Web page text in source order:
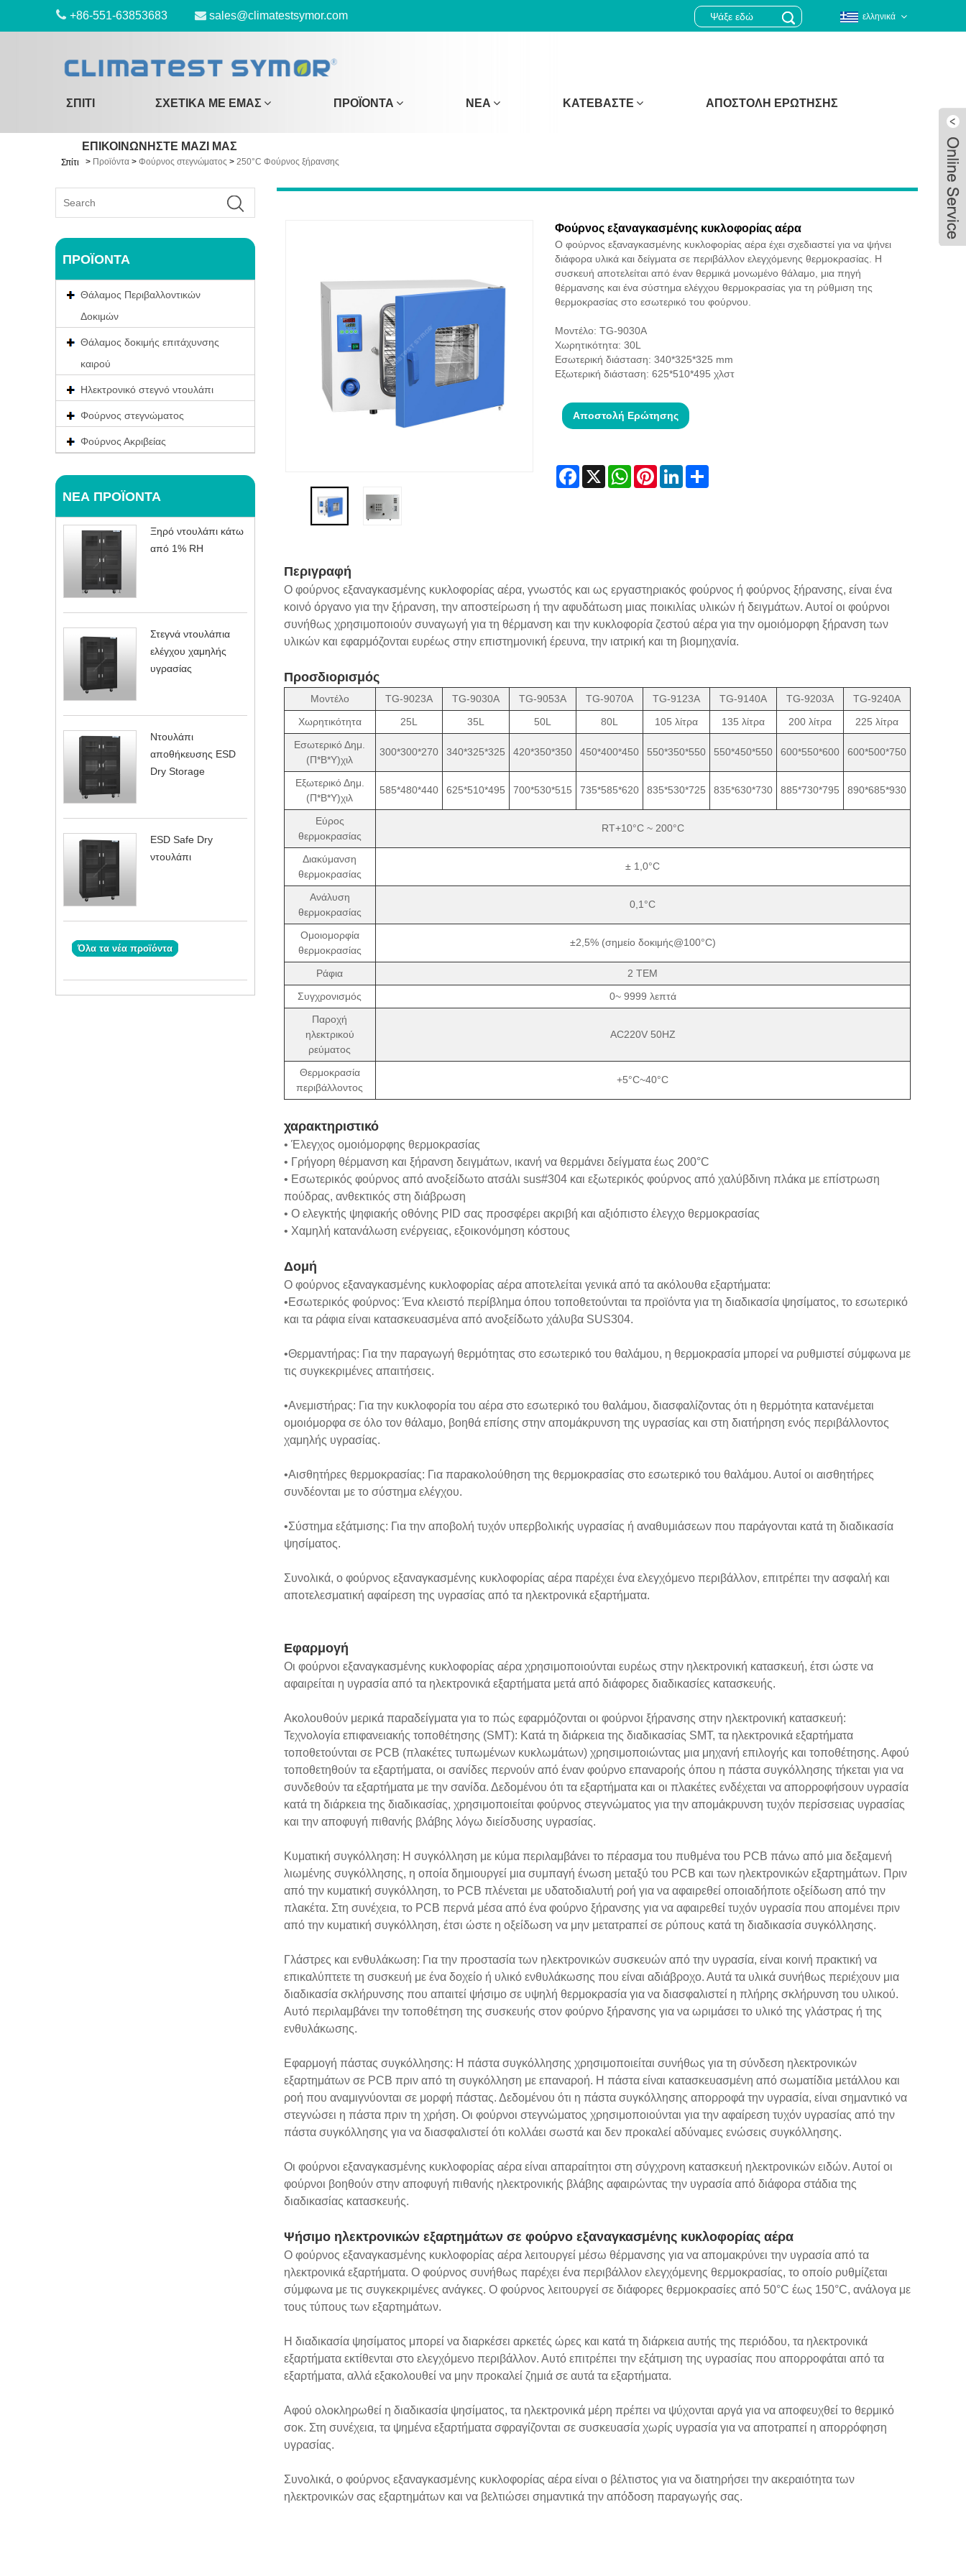
+86-551-63853683 sales@climatestsymor.com ελληνικά
ΣΠΊΤΙ ΣΧΕΤΙΚΆ ΜΕ ΕΜΆΣ ΠΡΟΪΌΝΤΑ ΝΈΑ ΚΑΤΕΒΆΣΤΕ ΑΠΟΣΤΟΛΉ ΕΡΏΤΗΣΗΣ
ΕΠΙΚΟΙΝΩΝΉΣΤΕ ΜΑΖΊ ΜΑΣ
Σπίτι > Προϊόντα > Φούρνος στεγνώματος > 250°C Φούρνος ξήρανσης
ΠΡΟΪΌΝΤΑ
Θάλαμος Περιβαλλοντικών
Δοκιμών
Θάλαμος δοκιμής επιτάχυνσης
καιρού
Ηλεκτρονικό στεγνό ντουλάπι
Φούρνος στεγνώματος
Φούρνος Ακριβείας
ΝΈΑ ΠΡΟΪΌΝΤΑ
Ξηρό ντουλάπι κάτω
από 1% RH
Στεγνά ντουλάπια
ελέγχου χαμηλής
υγρασίας
Ντουλάπι
αποθήκευσης ESD
Dry Storage
ESD Safe Dry
ντουλάπι
Όλα τα νέα προϊόντα
Φούρνος εξαναγκασμένης κυκλοφορίας αέρα
Ο φούρνος εξαναγκασμένης κυκλοφορίας αέρα έχει σχεδιαστεί για να ψήνει
διάφορα υλικά και δείγματα σε περιβάλλον ελεγχόμενης θερμοκρασίας. Η
συσκευή αποτελείται από έναν θερμικά μονωμένο θάλαμο, μια πηγή
θέρμανσης και ένα σύστημα ελέγχου θερμοκρασίας για τη ρύθμιση της
θερμοκρασίας στο εσωτερικό του φούρνου.
Μοντέλο: TG-9030A
Χωρητικότητα: 30L
Εσωτερική διάσταση: 340*325*325 mm
Εξωτερική διάσταση: 625*510*495 χλστ
Αποστολή Ερώτησης
Facebook
X WhatsAppPinterestLinkedInShare
Περιγραφή
Ο φούρνος εξαναγκασμένης κυκλοφορίας αέρα, γνωστός και ως εργαστηριακός φούρνος ή φούρνος ξήρανσης, είναι ένα
κοινό όργανο για την ξήρανση, την αποστείρωση ή την αφυδάτωση μιας ποικιλίας υλικών ή δειγμάτων. Αυτοί οι φούρνοι
συνήθως χρησιμοποιούν συναγωγή για τη θέρμανση και την κυκλοφορία ζεστού αέρα για την ομοιόμορφη ξήρανση των
υλικών και εφαρμόζονται ευρέως στην επιστημονική έρευνα, την ιατρική και τη βιομηχανία.
Προσδιορισμός
Μοντέλο TG-9023A TG-9030A TG-9053A TG-9070A TG-9123A TG-9140A TG-9203A
TG-9240A
Χωρητικότητα
25L 35L 50L 80L 105 λίτρα 135 λίτρα 200 λίτρα
225 λίτρα
Εσωτερικό Δημ.
(Π*Β*Υ)χιλ
300*300*270 340*325*325 420*350*350 450*400*450 550*350*550 550*450*550 600*550*600 600*500*750
Εξωτερικό Δημ.
(Π*Β*Υ)χιλ
585*480*440 625*510*495 700*530*515 735*585*620 835*530*725 835*630*730 885*730*795 890*685*930
Εύρος
θερμοκρασίας
RT+10°C ~ 200°C
Διακύμανση
θερμοκρασίας
± 1,0°C
Ανάλυση
θερμοκρασίας
0,1°C
Ομοιομορφία
θερμοκρασίας
±2,5% (σημείο δοκιμής@100°C)
Ράφια
2 ΤΕΜ
Συγχρονισμός
0~ 9999 λεπτά
Παροχή
ηλεκτρικού
ρεύματος
AC220V 50HZ
Θερμοκρασία
περιβάλλοντος
+5°C~40°C
χαρακτηριστικό
• Έλεγχος ομοιόμορφης θερμοκρασίας
• Γρήγορη θέρμανση και ξήρανση δειγμάτων, ικανή να θερμάνει δείγματα έως 200°C
• Εσωτερικός φούρνος από ανοξείδωτο ατσάλι sus#304 και εξωτερικός φούρνος από χαλύβδινη πλάκα με επίστρωση
πούδρας, ανθεκτικός στη διάβρωση
• Ο ελεγκτής ψηφιακής οθόνης PID σας προσφέρει ακριβή και αξιόπιστο έλεγχο θερμοκρασίας
• Χαμηλή κατανάλωση ενέργειας, εξοικονόμηση κόστους
Δομή
Ο φούρνος εξαναγκασμένης κυκλοφορίας αέρα αποτελείται γενικά από τα ακόλουθα εξαρτήματα:
•Εσωτερικός φούρνος: Ένα κλειστό περίβλημα όπου τοποθετούνται τα προϊόντα για τη διαδικασία ψησίματος, το εσωτερικό
και τα ράφια είναι κατασκευασμένα από ανοξείδωτο χάλυβα SUS304.
•Θερμαντήρας: Για την παραγωγή θερμότητας στο εσωτερικό του θαλάμου, η θερμοκρασία μπορεί να ρυθμιστεί σύμφωνα με
τις συγκεκριμένες απαιτήσεις.
•Ανεμιστήρας: Για την κυκλοφορία του αέρα στο εσωτερικό του θαλάμου, διασφαλίζοντας ότι η θερμότητα κατανέμεται
ομοιόμορφα σε όλο τον θάλαμο, βοηθά επίσης στην απομάκρυνση της υγρασίας και στη διατήρηση ενός περιβάλλοντος
χαμηλής υγρασίας.
•Αισθητήρες θερμοκρασίας: Για παρακολούθηση της θερμοκρασίας στο εσωτερικό του θαλάμου. Αυτοί οι αισθητήρες
συνδέονται με το σύστημα ελέγχου.
•Σύστημα εξάτμισης: Για την αποβολή τυχόν υπερβολικής υγρασίας ή αναθυμιάσεων που παράγονται κατά τη διαδικασία
ψησίματος.
Συνολικά, ο φούρνος εξαναγκασμένης κυκλοφορίας αέρα παρέχει ένα ελεγχόμενο περιβάλλον, επιτρέπει την ασφαλή και
αποτελεσματική αφαίρεση της υγρασίας από τα ηλεκτρονικά εξαρτήματα.
Εφαρμογή
Οι φούρνοι εξαναγκασμένης κυκλοφορίας αέρα χρησιμοποιούνται ευρέως στην ηλεκτρονική κατασκευή, έτσι ώστε να
αφαιρείται η υγρασία από τα ηλεκτρονικά εξαρτήματα μετά από διάφορες διαδικασίες κατασκευής.
Ακολουθούν μερικά παραδείγματα για το πώς εφαρμόζονται οι φούρνοι ξήρανσης στην ηλεκτρονική κατασκευή:
Τεχνολογία επιφανειακής τοποθέτησης (SMT): Κατά τη διάρκεια της διαδικασίας SMT, τα ηλεκτρονικά εξαρτήματα
τοποθετούνται σε PCB (πλακέτες τυπωμένων κυκλωμάτων) χρησιμοποιώντας μια μηχανή επιλογής και τοποθέτησης. Αφού
τοποθετηθούν τα εξαρτήματα, οι σανίδες περνούν από έναν φούρνο επαναροής όπου η πάστα συγκόλλησης τήκεται για να
συνδεθούν τα εξαρτήματα με την σανίδα. Δεδομένου ότι τα εξαρτήματα και οι πλακέτες ενδέχεται να απορροφήσουν υγρασία
κατά τη διάρκεια της διαδικασίας, χρησιμοποιείται φούρνος στεγνώματος για την απομάκρυνση τυχόν περίσσειας υγρασίας
και την αποφυγή πιθανής βλάβης λόγω διείσδυσης υγρασίας.
Κυματική συγκόλληση: Η συγκόλληση με κύμα περιλαμβάνει το πέρασμα του πυθμένα του PCB πάνω από μια δεξαμενή
λιωμένης συγκόλλησης, η οποία δημιουργεί μια συμπαγή ένωση μεταξύ του PCB και των ηλεκτρονικών εξαρτημάτων. Πριν
από την κυματική συγκόλληση, το PCB πλένεται με υδατοδιαλυτή ροή για να αφαιρεθεί οποιαδήποτε οξείδωση από την
πλακέτα. Στη συνέχεια, το PCB περνά μέσα από ένα φούρνο ξήρανσης για να αφαιρεθεί τυχόν υγρασία που απομένει πριν
από την κυματική συγκόλληση, έτσι ώστε η οξείδωση να μην μετατραπεί σε ρύπους κατά τη διαδικασία συγκόλλησης.
Γλάστρες και ενθυλάκωση: Για την προστασία των ηλεκτρονικών συσκευών από την υγρασία, είναι κοινή πρακτική να
επικαλύπτετε τη συσκευή με ένα δοχείο ή υλικό ενθυλάκωσης που είναι αδιάβροχο. Αυτά τα υλικά συνήθως περιέχουν μια
διαδικασία σκλήρυνσης που απαιτεί ψήσιμο σε υψηλή θερμοκρασία για να διασφαλιστεί η πλήρης σκλήρυνση του υλικού.
Αυτό περιλαμβάνει την τοποθέτηση της συσκευής στον φούρνο ξήρανσης για να ωριμάσει το υλικό της γλάστρας ή της
ενθυλάκωσης.
Εφαρμογή πάστας συγκόλλησης: Η πάστα συγκόλλησης χρησιμοποιείται συνήθως για τη σύνδεση ηλεκτρονικών
εξαρτημάτων σε PCB πριν από τη συγκόλληση με επαναροή. Η πάστα είναι κατασκευασμένη από σωματίδια μετάλλου και
ροή που αναμιγνύονται σε μορφή πάστας. Δεδομένου ότι η πάστα συγκόλλησης απορροφά την υγρασία, είναι σημαντικό να
στεγνώσει η πάστα πριν τη χρήση. Οι φούρνοι στεγνώματος χρησιμοποιούνται για την αφαίρεση τυχόν υγρασίας από την
πάστα συγκόλλησης για να διασφαλιστεί ότι κολλάει σωστά και δεν προκαλεί αδύναμες ενώσεις συγκόλλησης.
Οι φούρνοι εξαναγκασμένης κυκλοφορίας αέρα είναι απαραίτητοι στη σύγχρονη κατασκευή ηλεκτρονικών ειδών. Αυτοί οι
φούρνοι βοηθούν στην αποφυγή πιθανής ηλεκτρονικής βλάβης αφαιρώντας την υγρασία από διάφορα στάδια της
διαδικασίας κατασκευής.
Ψήσιμο ηλεκτρονικών εξαρτημάτων σε φούρνο εξαναγκασμένης κυκλοφορίας αέρα
Ο φούρνος εξαναγκασμένης κυκλοφορίας αέρα λειτουργεί μέσω θέρμανσης για να απομακρύνει την υγρασία από τα
ηλεκτρονικά εξαρτήματα. Ο φούρνος συνήθως παρέχει ένα περιβάλλον ελεγχόμενης θερμοκρασίας, το οποίο ρυθμίζεται
σύμφωνα με τις συγκεκριμένες ανάγκες. Ο φούρνος λειτουργεί σε διάφορες θερμοκρασίες από 50°C έως 150°C, ανάλογα με
τους τύπους των εξαρτημάτων.
Η διαδικασία ψησίματος μπορεί να διαρκέσει αρκετές ώρες και κατά τη διάρκεια αυτής της περιόδου, τα ηλεκτρονικά
εξαρτήματα εκτίθενται στο ελεγχόμενο περιβάλλον. Αυτό επιτρέπει την εξάτμιση της υγρασίας που απορροφάται από τα
εξαρτήματα, αλλά εξακολουθεί να μην προκαλεί ζημιά σε αυτά τα εξαρτήματα.
Αφού ολοκληρωθεί η διαδικασία ψησίματος, τα ηλεκτρονικά μέρη πρέπει να ψύχονται αργά για να αποφευχθεί το θερμικό
σοκ. Στη συνέχεια, τα ψημένα εξαρτήματα σφραγίζονται σε συσκευασία χωρίς υγρασία για να αποτραπεί η απορρόφηση
υγρασίας.
Συνολικά, ο φούρνος εξαναγκασμένης κυκλοφορίας αέρα είναι ο βέλτιστος για να διατηρήσει την ακεραιότητα των
ηλεκτρονικών σας εξαρτημάτων και να βελτιώσει σημαντικά την απόδοση παραγωγής σας.